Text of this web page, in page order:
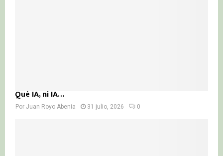
Qué IA, ni IA…
Por Juan Royo Abenia 31 julio, 2026 0